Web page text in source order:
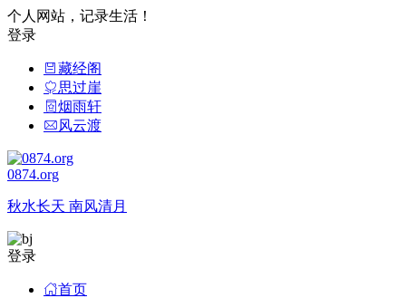
个人网站，记录生活！
登录
藏经阁
思过崖
烟雨轩
风云渡
0874.org
秋水长天 南风清月
登录
首页